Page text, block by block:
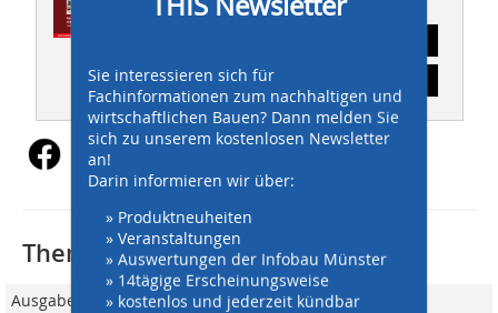
Inhaltsverzeichnis
Sie interessieren sich für
Fachinformationen zum nachhaltigen und
wirtschaftlichen Bauen? Dann melden Sie
sich zu unserem kostenlosen Newsletter
an!
Darin informieren wir über:
» Produktneuheiten
» Veranstaltungen
» Auswertungen der Infobau Münster
» 14tägige Erscheinungsweise
» kostenlos und jederzeit kündbar
Thematisch passende Artikel:
Ausgabe 06/2011